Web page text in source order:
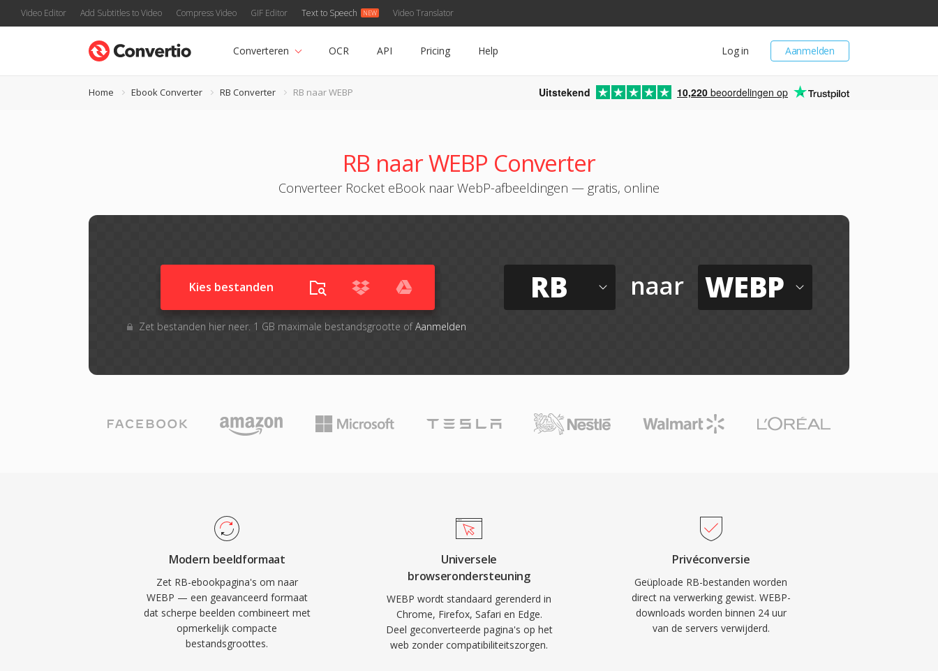
Video Editor Add Subtitles to Video Compress Video GIF Editor Text to Speech Video Translator
Aanmelden
Log in
Converteren OCR API Pricing Help
Home Ebook Converter RB Converter RB naar WEBP Uitstekend 10,220 beoordelingen op
RB naar WEBP Converter
Converteer Rocket eBook naar WebP-afbeeldingen — gratis, online
Kies bestanden
Zet bestanden hier neer. 1 GB maximale bestandsgrootte ofAanmelden
RB naar WEBP
Modern beeldformaat
Zet RB-ebookpagina's om naar
WEBP — een geavanceerd formaat
dat scherpe beelden combineert met
opmerkelijk compacte
bestandsgroottes.
Universele
browserondersteuning
WEBP wordt standaard gerenderd in
Chrome, Firefox, Safari en Edge.
Deel geconverteerde pagina's op het
web zonder compatibiliteitszorgen.
Privéconversie
Geüploade RB-bestanden worden
direct na verwerking gewist. WEBP-
downloads worden binnen 24 uur
van de servers verwijderd.